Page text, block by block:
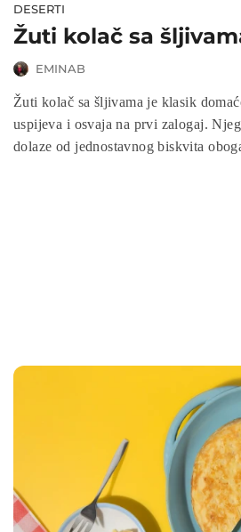
DESERTI
Žuti kolač sa
EMINAB
Žuti kolač sa šljivama je klasik
uspijeva i osvaja na prvi zalogaj.
dolaze od jednostavnog biskvita